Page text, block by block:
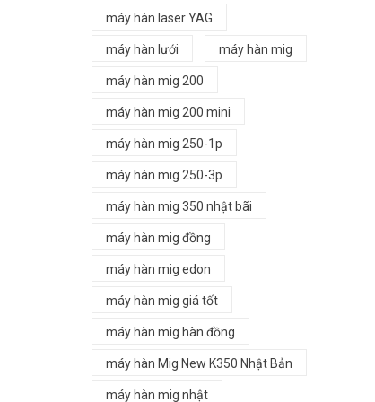
máy hàn laser YAG
máy hàn lưới máy hàn mig
máy hàn mig 200
máy hàn mig 200 mini
máy hàn mig 250-1p
máy hàn mig 250-3p
máy hàn mig 350 nhật bãi
máy hàn mig đồng
máy hàn mig edon
máy hàn mig giá tốt
máy hàn mig hàn đồng
máy hàn Mig New K350 Nhật Bản
máy hàn mig nhật